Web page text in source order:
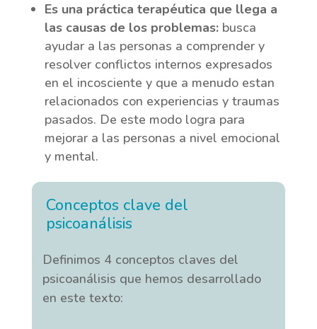
Es una práctica terapéutica que llega a
las causas de los problemas: busca
ayudar a las personas a comprender y
resolver conflictos internos expresados
en el incosciente y que a menudo estan
relacionados con experiencias y traumas
pasados. De este modo logra para
mejorar a las personas a nivel emocional
y mental.
Conceptos clave del
psicoanálisis
Definimos 4 conceptos claves del
psicoanálisis que hemos desarrollado
en este texto: